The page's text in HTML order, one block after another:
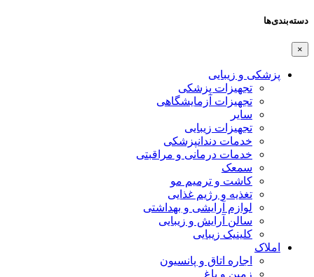
دسته‌بندی‌ها
×
پزشکی و زیبایی
تجهیزات پزشکی
تجهیزات آزمایشگاهی
سایر
تجهیزات زیبایی
خدمات دندانپزشکی
خدمات درمانی و مراقبتی
سمعک
کاشت و ترمیم مو
تغذیه و رژیم غذایی
لوازم آرایشی و بهداشتی
سالن آرایش و زیبایی
کلینیک زیبایی
املاک
اجاره اتاق و پانسیون
زمین و باغ